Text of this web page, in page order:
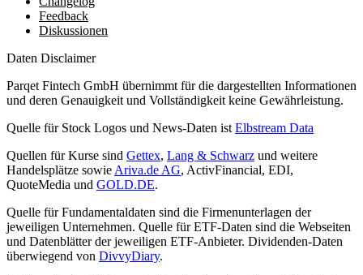
Feedback
Diskussionen
Daten Disclaimer
Parqet Fintech GmbH übernimmt für die dargestellten Informationen
und deren Genauigkeit und Vollständigkeit keine Gewährleistung.
Quelle für Stock Logos und News-Daten ist Elbstream Data
Quellen für Kurse sind Gettex, Lang & Schwarz und weitere
Handelsplätze sowie Ariva.de AG, ActivFinancial, EDI,
QuoteMedia und GOLD.DE.
Quelle für Fundamentaldaten sind die Firmenunterlagen der
jeweiligen Unternehmen. Quelle für ETF-Daten sind die Webseiten
und Datenblätter der jeweiligen ETF-Anbieter. Dividenden-Daten
überwiegend von DivvyDiary.